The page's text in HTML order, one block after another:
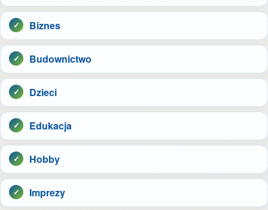
Biznes
Budownictwo
Dzieci
Edukacja
Hobby
Imprezy